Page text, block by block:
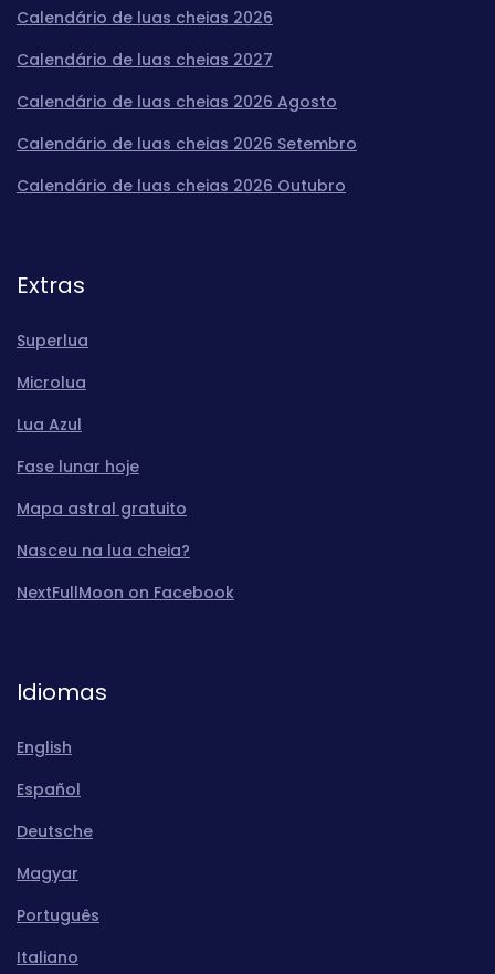
Calendário de luas cheias 2026
Calendário de luas cheias 2027
Calendário de luas cheias 2026 Agosto
Calendário de luas cheias 2026 Setembro
Calendário de luas cheias 2026 Outubro
Extras
Superlua
Microlua
Lua Azul
Fase lunar hoje
Mapa astral gratuito
Nasceu na lua cheia?
NextFullMoon on Facebook
Idiomas
English
Español
Deutsche
Magyar
Português
Italiano